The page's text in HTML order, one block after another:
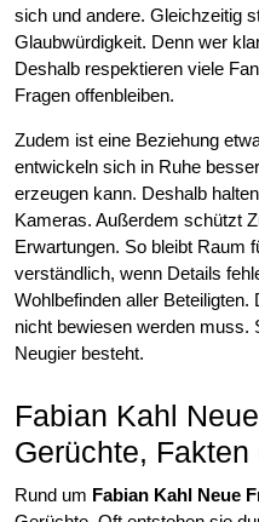
sich und andere. Gleichzeitig
Glaubwürdigkeit. Denn wer
Deshalb respektieren viele
Fragen offenbleiben.
Zudem ist eine Beziehung
entwickeln sich in Ruhe
erzeugen kann. Deshalb
Kameras. Außerdem schützt
Erwartungen. So bleibt Raum
verständlich, wenn Details
Wohlbefinden aller
nicht bewiesen werden muss.
Neugier besteht.
Fabian Kahl
Gerüchte,
Rund um Fabian Kahl Neue